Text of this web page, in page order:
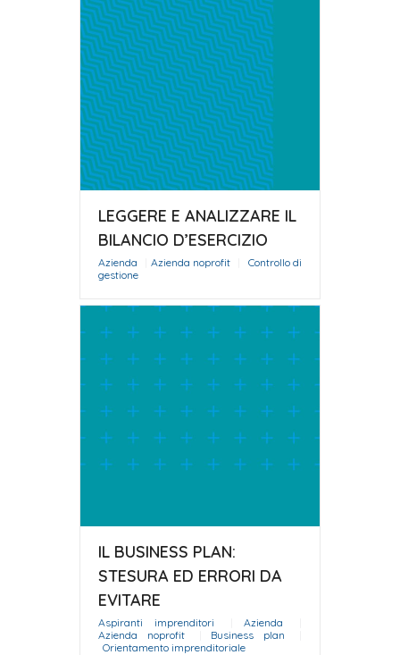
LEGGERE E ANALIZZARE IL
BILANCIO D’ESERCIZIO
Azienda Azienda noprofit
Controllo di
gestione
IL BUSINESS PLAN:
STESURA ED ERRORI DA
EVITARE
Aspiranti imprenditori |Azienda
Azienda noprofit
Business plan
Orientamento imprenditoriale